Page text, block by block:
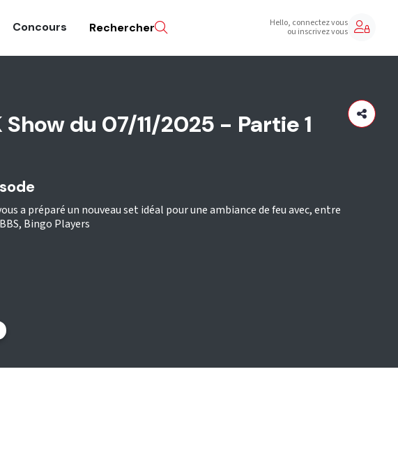
Concours Rechercher Hello, connectez vous
ou inscrivez vous
Show du 07/11/2025 - Partie 1
a préparé un nouveau set idéal pour une ambiance de feu avec, entre
Bingo Players